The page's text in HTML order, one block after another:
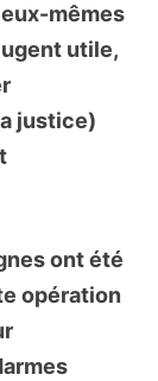
mêmes
utile,
justice)
ont été
opération